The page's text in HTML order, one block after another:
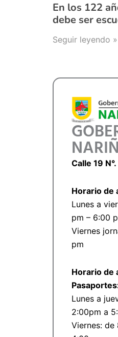
En los 122
debe ser
Seguir leyendo »
Calle 19
Horario de
Lunes a
pm – 6:00
Viernes
pm
Horario de
Lunes a
2:00pm a
Viernes: